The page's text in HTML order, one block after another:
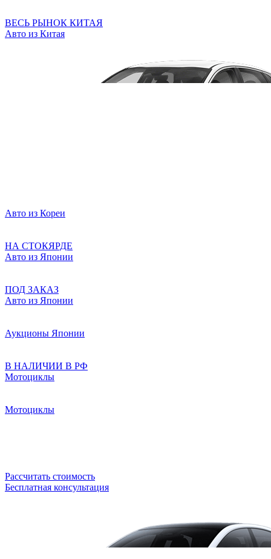
ВЕСЬ РЫНОК КИТАЯ
Авто из Китая
Авто из Кореи
НА СТОКЯРДЕ
Авто из Японии
ПОД ЗАКАЗ
Авто из Японии
Аукционы Японии
В НАЛИЧИИ В РФ
Мотоциклы
Мотоциклы
Рассчитать стоимость
Бесплатная консультация